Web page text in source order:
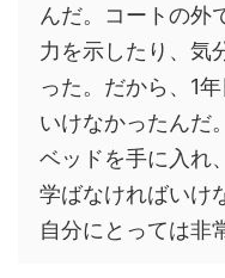
んだ。コートの外
力を示したり、気
った。だから、1
いけなかったんだ
ベッドを手に入れ
学ばなければいけ
自分にとっては非